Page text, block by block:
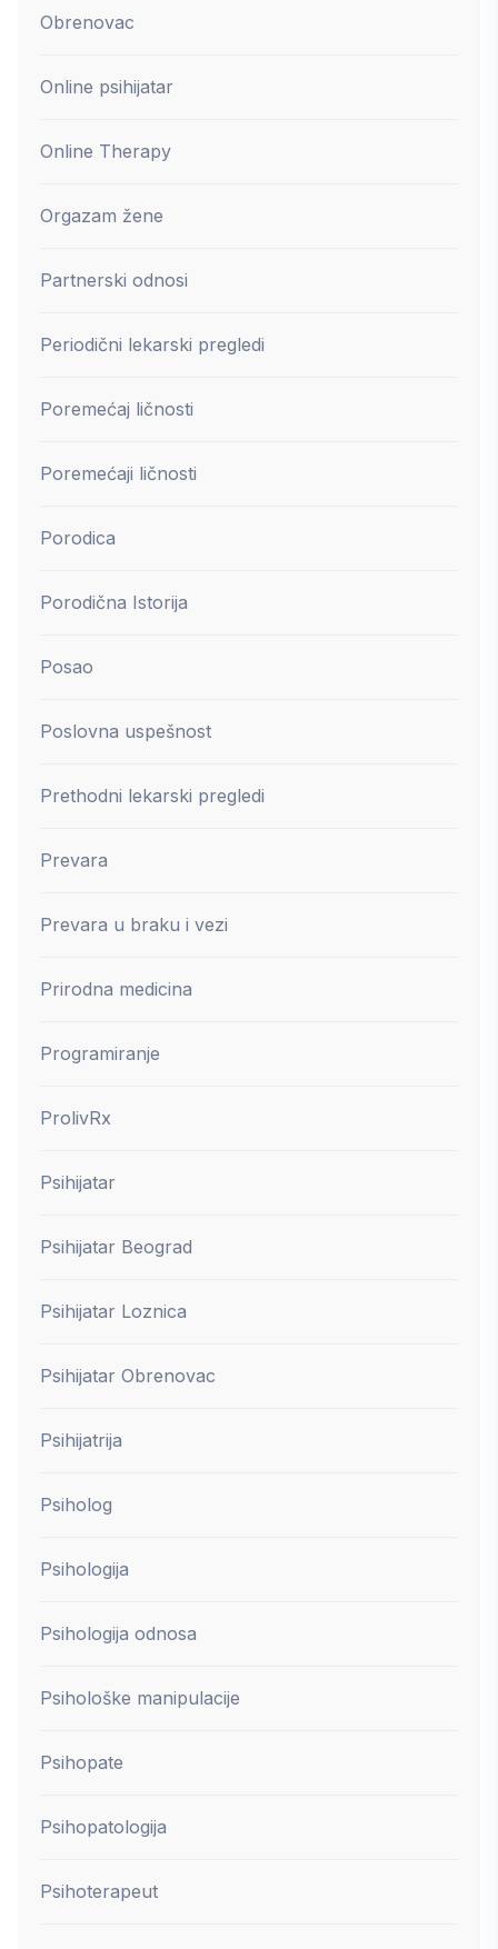
Obrenovac
Online psihijatar
Online Therapy
Orgazam žene
Partnerski odnosi
Periodični lekarski pregledi
Poremećaj ličnosti
Poremećaji ličnosti
Porodica
Porodična Istorija
Posao
Poslovna uspešnost
Prethodni lekarski pregledi
Prevara
Prevara u braku i vezi
Prirodna medicina
Programiranje
ProlivRx
Psihijatar
Psihijatar Beograd
Psihijatar Loznica
Psihijatar Obrenovac
Psihijatrija
Psiholog
Psihologija
Psihologija odnosa
Psihološke manipulacije
Psihopate
Psihopatologija
Psihoterapeut